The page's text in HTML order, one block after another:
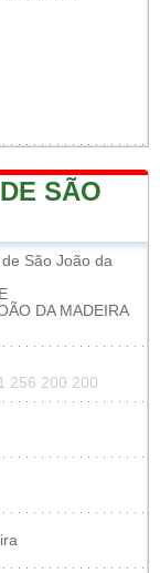
SÃO
São João da
DA MADEIRA
256 200 200